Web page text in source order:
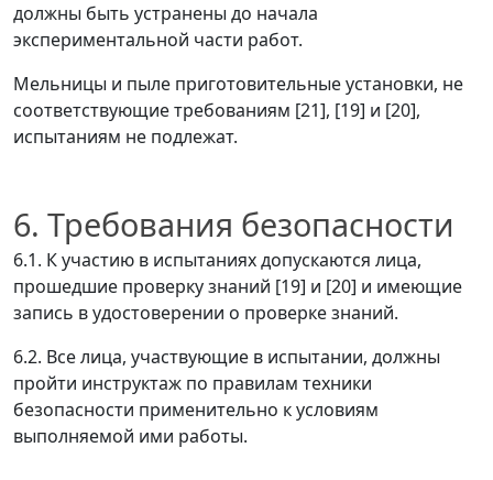
должны быть устранены до начала
экспериментальной части работ.
Мельницы и пыле приготовительные установки, не
соответствующие требованиям [21], [19] и [20],
испытаниям не подлежат.
6. Требования безопасности
6.1. К участию в испытаниях допускаются лица,
прошедшие проверку знаний [19] и [20] и имеющие
запись в удостоверении о проверке знаний.
6.2. Все лица, участвующие в испытании, должны
пройти инструктаж по правилам техники
безопасности применительно к условиям
выполняемой ими работы.